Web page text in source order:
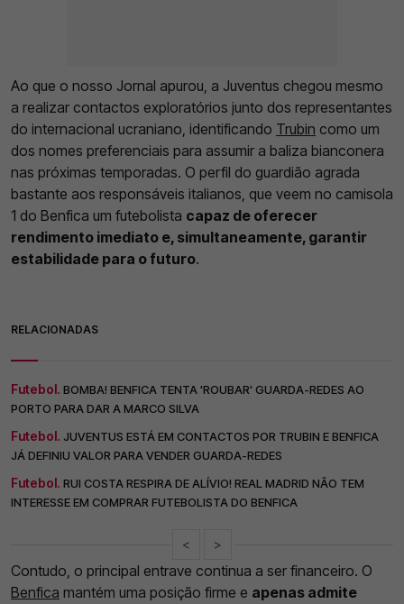
Ao que o nosso Jornal apurou, a Juventus chegou mesmo
a realizar contactos exploratórios junto dos representantes
do internacional ucraniano, identificando Trubin como um
dos nomes preferenciais para assumir a baliza bianconera
nas próximas temporadas. O perfil do guardião agrada
bastante aos responsáveis italianos, que veem no camisola
1 do Benfica um futebolista capaz de oferecer
rendimento imediato e, simultaneamente, garantir
estabilidade para o futuro.
RELACIONADAS
Futebol. BOMBA! BENFICA TENTA 'ROUBAR' GUARDA-REDES AO
PORTO PARA DAR A MARCO SILVA
Futebol. JUVENTUS ESTÁ EM CONTACTOS POR TRUBIN E BENFICA
JÁ DEFINIU VALOR PARA VENDER GUARDA-REDES
Futebol. RUI COSTA RESPIRA DE ALÍVIO! REAL MADRID NÃO TEM
INTERESSE EM COMPRAR FUTEBOLISTA DO BENFICA
< >
Contudo, o principal entrave continua a ser financeiro. O
Benfica mantém uma posição firme e apenas admite